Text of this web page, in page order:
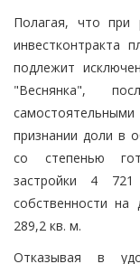
Полагая, что при
инвестконтракта
подлежит
"Веснянка",
признании доли в
со степенью
застройки 4
собственности
289,2 кв. м.
Отказывая в